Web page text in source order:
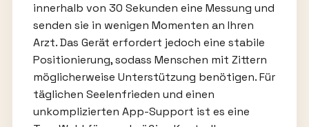
innerhalb von 30 Sekunden eine Messung und
senden sie in wenigen Momenten an Ihren
Arzt. Das Gerät erfordert jedoch eine stabile
Positionierung, sodass Menschen mit Zittern
möglicherweise Unterstützung benötigen. Für
täglichen Seelenfrieden und einen
unkomplizierten App-Support ist es eine